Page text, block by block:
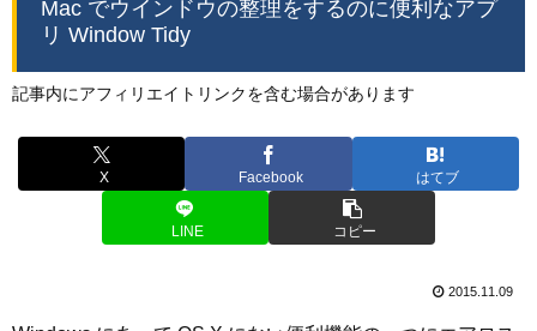
Mac でウインドウの整理をするのに便利なアプ
リ Window Tidy
記事内にアフィリエイトリンクを含む場合があります
X Facebook はてブ
LINE コピー
2015.11.09